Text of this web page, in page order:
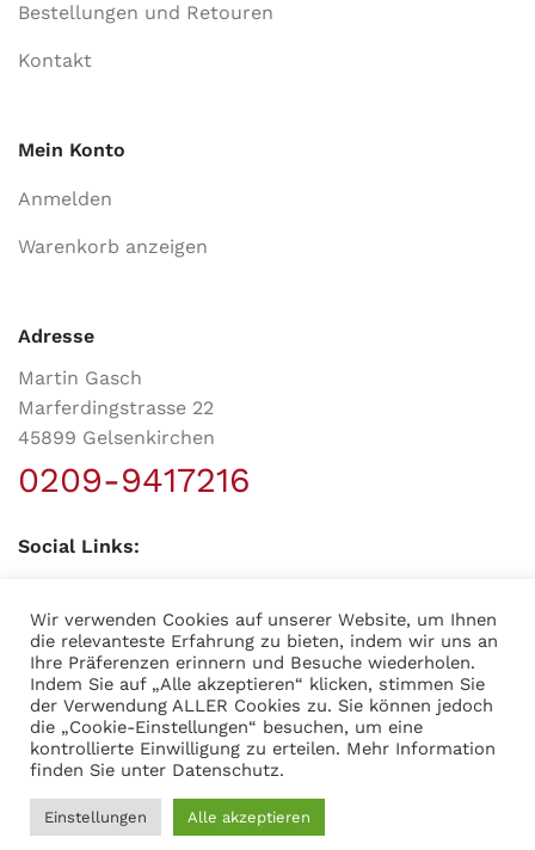
Bestellungen und Retouren
Kontakt
Mein Konto
Anmelden
Warenkorb anzeigen
Adresse
Martin Gasch
Marferdingstrasse 22
45899 Gelsenkirchen
0209-9417216
Social Links:
MODERNER STAHL © 2026CREATED BY K6 Medien. Webdesign &
E-Commerce aus Dortmund.
Handlauf
Verbinder
Ø 12 mm
2,35€
inkl.
Wir verwenden Cookies auf unserer Website, um Ihnen
die relevanteste Erfahrung zu bieten, indem wir uns an
Ihre Präferenzen erinnern und Besuche wiederholen.
Indem Sie auf „Alle akzeptieren“ klicken, stimmen Sie
der Verwendung ALLER Cookies zu. Sie können jedoch
die „Cookie-Einstellungen“ besuchen, um eine
kontrollierte Einwilligung zu erteilen. Mehr Information
finden Sie unter Datenschutz.
Einstellungen Alle akzeptieren